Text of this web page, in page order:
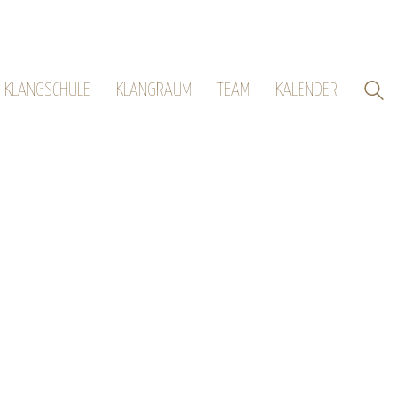
KLANGSCHULE KLANGRAUM TEAM KALENDER